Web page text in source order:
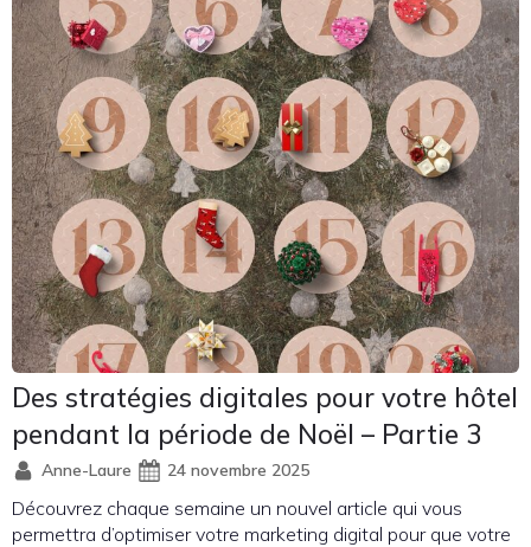
Des stratégies digitales pour votre hôtel
pendant la période de Noël – Partie 3
Anne-Laure 24 novembre 2025
Découvrez chaque semaine un nouvel article qui vous
permettra d’optimiser votre marketing digital pour que votre